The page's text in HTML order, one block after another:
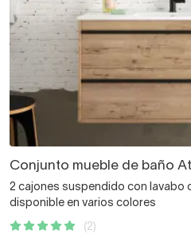
Conjunto mueble de baño
2 cajones suspendido con lavabo
disponible en varios colores
(2)